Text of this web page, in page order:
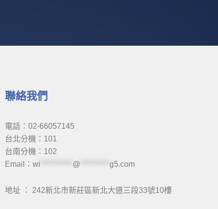
聯絡我們
電話：02-66057145
台北分機：101
台南分機：102
Email： wi @ g5.com
地址 ： 242新北市新莊區新北大道三段33號10樓